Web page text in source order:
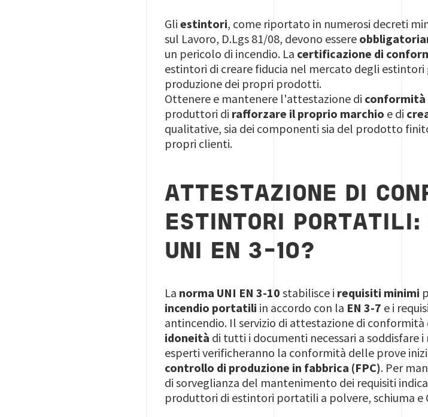
Gliestintori, come riportato in numerosi decreti
sul Lavoro, D.Lgs 81/08, devono essere
un pericolo di incendio. La certificazione di
estintori di creare fiducia nel mercato degli
produzione dei propri prodotti.
Ottenere e mantenere l'attestazione di conformità
produttori di rafforzare il proprio marchio e di
qualitative, sia dei componenti sia del prodotto
propri clienti.
ATTESTAZIONE DI
ESTINTORI
UNI EN 3-10?
La norma UNI EN 3-10 stabilisce i requisiti minimi
incendio portatili in accordo con la EN 3-7 e i
antincendio. Il servizio di attestazione di
idoneità di tutti i documenti necessari a soddisfare
esperti verificheranno la conformità delle prove
controllo di produzione in fabbrica (FPC). Per
di sorveglianza del mantenimento dei requisiti
produttori di estintori portatili a polvere, schiuma e